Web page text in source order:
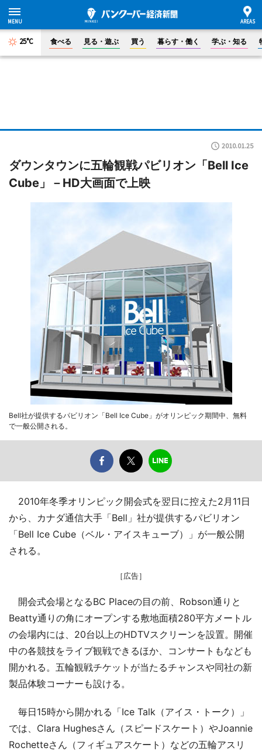
25°C 食べる 見る・遊ぶ 買う 暮らす・働く 学ぶ・知る
2010.01.25
ダウンタウンに五輪観戦パビリオン「Bell Ice
Cube」－HD大画面で上映
Bell社が提供するパビリオン「Bell Ice Cube」がオリンピック期間中、無料
で一般公開される。
2010年冬季オリンピック開会式を翌日に控えた2月11日
から、カナダ通信大手「Bell」社が提供するパビリオン
「Bell Ice Cube（ベル・アイスキューブ）」が一般公開
される。
［広告］
開会式会場となるBC Placeの目の前、Robson通りと
Beatty通りの角にオープンする敷地面積280平方メートル
の会場内には、20台以上のHDTVスクリーンを設置。開催
中の各競技をライブ観戦できるほか、コンサートもなども
開かれる。五輪観戦チケットが当たるチャンスや同社の新
製品体験コーナーも設ける。
毎日15時から開かれる「Ice Talk（アイス・トーク）」
では、Clara Hughesさん（スピードスケート）やJoannie
Rochetteさん（フィギュアスケート）などの五輪アスリ